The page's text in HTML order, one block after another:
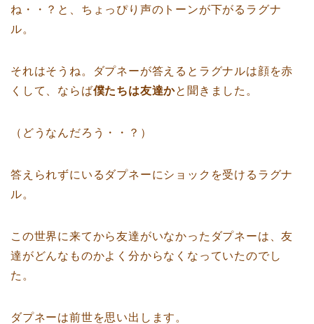
ね・・？と、ちょっぴり声のトーンが下がるラグナ
ル。
それはそうね。ダプネーが答えるとラグナルは顔を赤
くして、ならば僕たちは友達かと聞きました。
（どうなんだろう・・？）
答えられずにいるダプネーにショックを受けるラグナ
ル。
この世界に来てから友達がいなかったダプネーは、友
達がどんなものかよく分からなくなっていたのでし
た。
ダプネーは前世を思い出します。